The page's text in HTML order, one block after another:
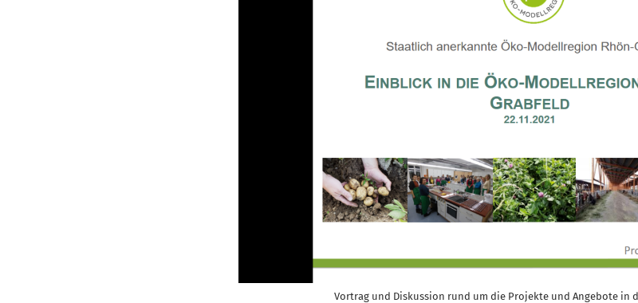
Vortrag und Diskussion rund um die Projekte und Angebote in